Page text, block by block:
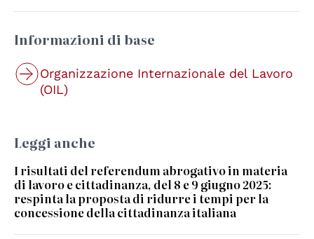
Informazioni di base
Organizzazione Internazionale del Lavoro
(OIL)
Leggi anche
I risultati del referendum abrogativo in materia
di lavoro e cittadinanza, del 8 e 9 giugno 2025:
respinta la proposta di ridurre i tempi per la
concessione della cittadinanza italiana